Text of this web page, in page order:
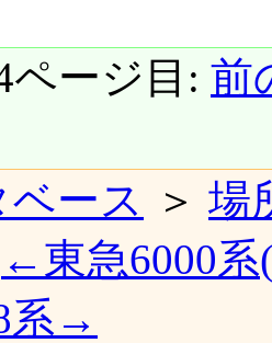
ページ目: 前
ース
＞ 場
←東急6000系
系→